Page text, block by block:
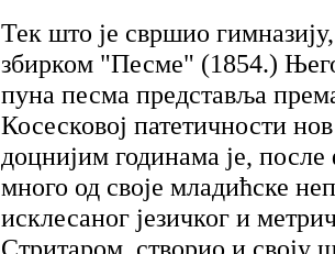
Тек што је свршио
збирком "Песме" (1854.)
пуна песма представља
Косесковој патетичности
доцнијим годинама је,
много од своје младићске
исклесаног језичког и
Стритаром, створио и своју